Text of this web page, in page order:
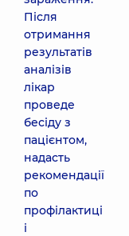
Після
отримання
результатів
аналізів
лікар
проведе
бесіду з
пацієнтом,
надасть
рекомендації
по
профілактиці
і